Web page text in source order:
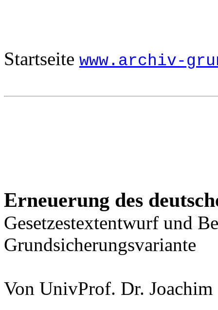
Startseite www.archiv-
Erneuerung des
Gesetzestextentwurf und
Grundsicherungsvariante
Von UnivProf. Dr.